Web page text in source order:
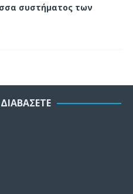
συστήματος των